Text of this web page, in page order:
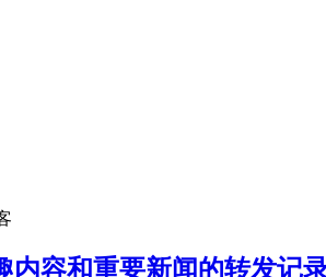
内容和重要新闻的转发记